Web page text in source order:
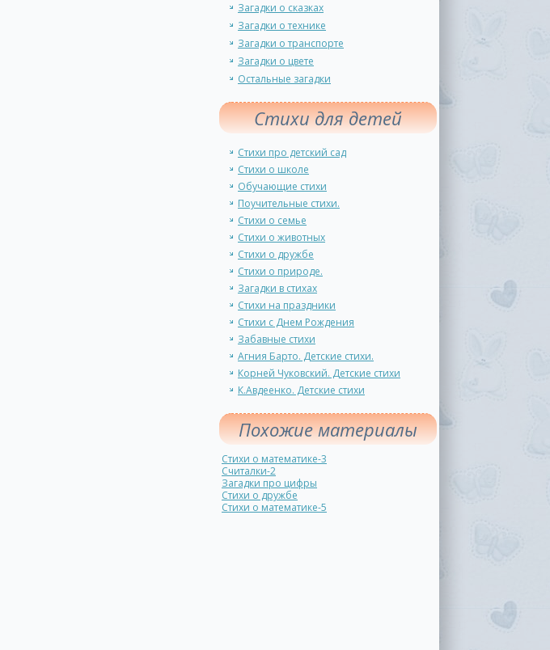
Загадки о сказках
Загадки о технике
Загадки о транспорте
Загадки о цвете
Остальные загадки
Стихи для детей
Стихи про детский сад
Стихи о школе
Обучающие стихи
Поучительные стихи.
Стихи о семье
Стихи о животных
Стихи о дружбе
Стихи о природе.
Загадки в стихах
Стихи на праздники
Стихи с Днем Рождения
Забавные стихи
Агния Барто. Детские стихи.
Корней Чуковский. Детские стихи
К.Авдеенко. Детские стихи
Похожие материалы
Стихи о математике-3
Считалки-2
Загадки про цифры
Стихи о дружбе
Стихи о математике-5